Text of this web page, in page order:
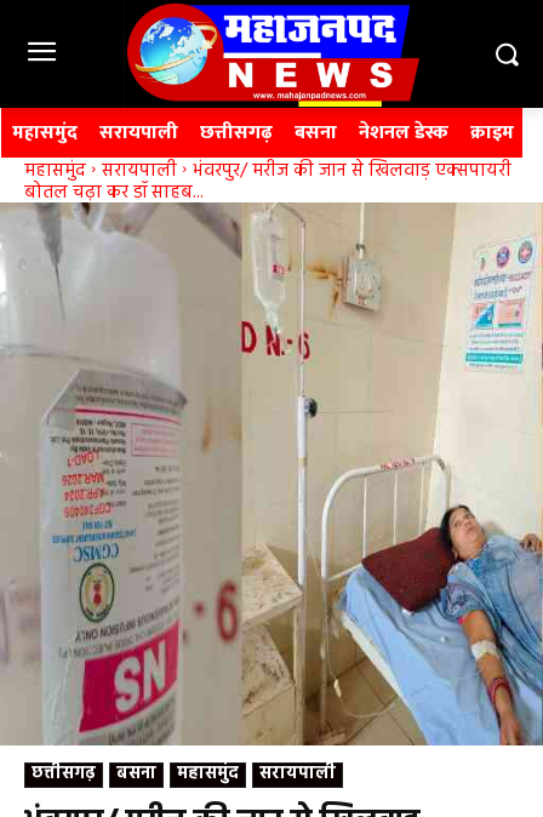
महासमुंद सरायपाली छत्तीसगढ़ बसना नेशनल डेस्क क्राइम
महासमुंद सरायपाली भंवरपुर/ मरीज की जान से खिलवाड़ एक्सपायरी
बोतल चढ़ा कर डॉ साहब...
छत्तीसगढ़ बसना महासमुंद सरायपाली